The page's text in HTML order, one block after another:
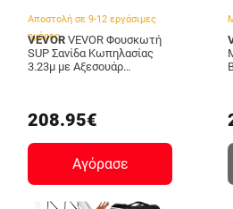
Αποστολή σε 9-12 εργάσιμες
ημέρες
VEVOR
SUP Σανίδα Κωπηλασίας
3.23μ με Αξεσουάρ
208.95€
Αγόρασε